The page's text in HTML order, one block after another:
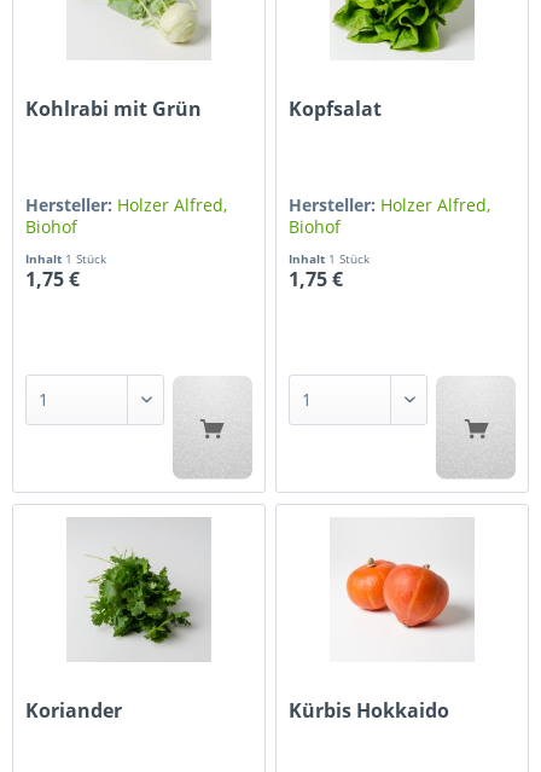
Kohlrabi mit Grün
Hersteller: Holzer Alfred,
Biohof
Inhalt 1 Stück
1,75 €
Kopfsalat
Hersteller: Holzer Alfred,
Biohof
Inhalt 1 Stück
1,75 €
Koriander Kürbis Hokkaido